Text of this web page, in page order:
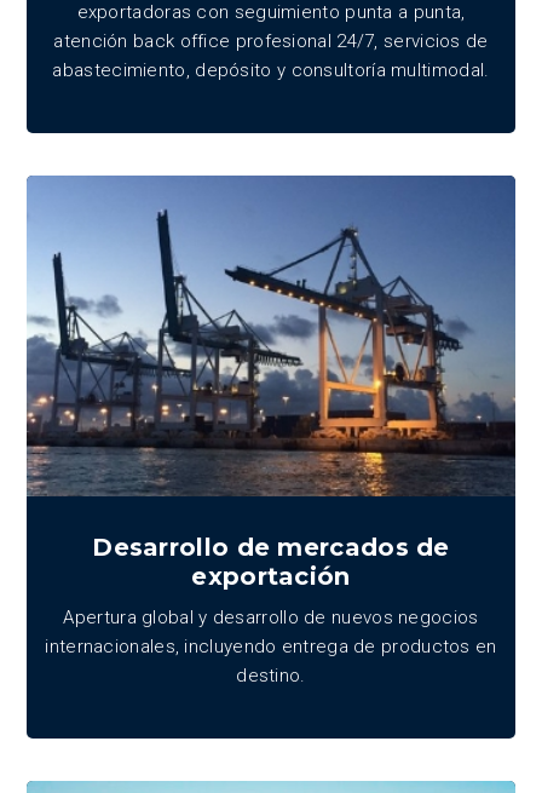
exportadoras con seguimiento punta a punta,
atención back office profesional 24/7, servicios de
abastecimiento, depósito y consultoría multimodal.
Desarrollo de mercados de
exportación
Apertura global y desarrollo de nuevos negocios
internacionales, incluyendo entrega de productos en
destino.